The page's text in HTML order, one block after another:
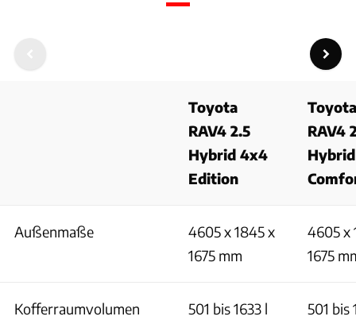
Toyota
RAV4 2.5
Hybrid 4x4
Edition
Toyota
RAV4
Außenmaße
4605 x 1845 x
1675 mm
4605 x
1675
Kofferraumvolumen 501 bis 1633 l 501 bis